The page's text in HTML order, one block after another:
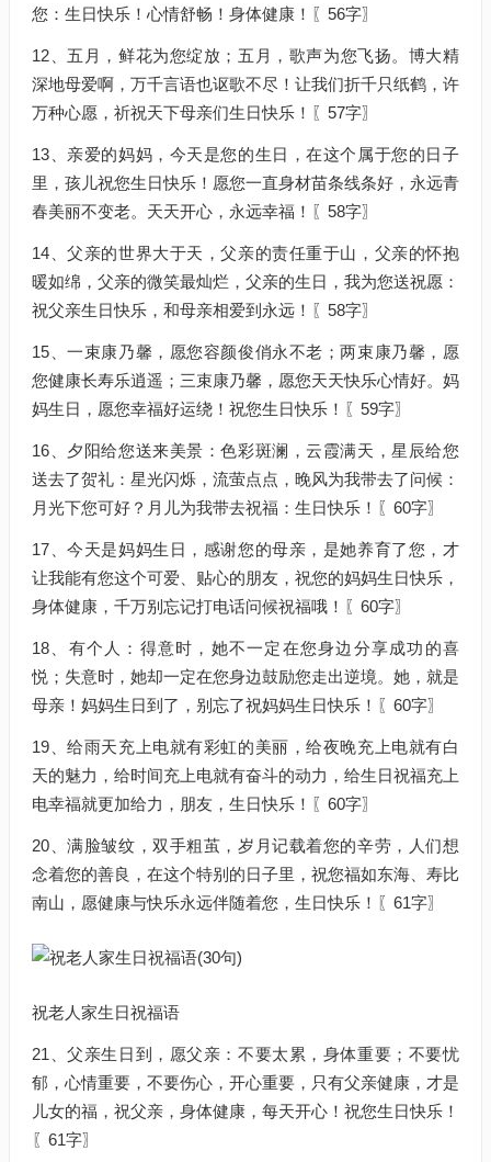
您：生日快乐！心情舒畅！身体健康！〖56字〗
12、五月，鲜花为您绽放；五月，歌声为您飞扬。博大精
深地母爱啊，万千言语也讴歌不尽！让我们折千只纸鹤，许
万种心愿，祈祝天下母亲们生日快乐！〖57字〗
13、亲爱的妈妈，今天是您的生日，在这个属于您的日子
里，孩儿祝您生日快乐！愿您一直身材苗条线条好，永远青
春美丽不变老。天天开心，永远幸福！〖58字〗
14、父亲的世界大于天，父亲的责任重于山，父亲的怀抱
暖如绵，父亲的微笑最灿烂，父亲的生日，我为您送祝愿：
祝父亲生日快乐，和母亲相爱到永远！〖58字〗
15、一束康乃馨，愿您容颜俊俏永不老；两束康乃馨，愿
您健康长寿乐逍遥；三束康乃馨，愿您天天快乐心情好。妈
妈生日，愿您幸福好运绕！祝您生日快乐！〖59字〗
16、夕阳给您送来美景：色彩斑澜，云霞满天，星辰给您
送去了贺礼：星光闪烁，流萤点点，晚风为我带去了问候：
月光下您可好？月儿为我带去祝福：生日快乐！〖60字〗
17、今天是妈妈生日，感谢您的母亲，是她养育了您，才
让我能有您这个可爱、贴心的朋友，祝您的妈妈生日快乐，
身体健康，千万别忘记打电话问候祝福哦！〖60字〗
18、有个人：得意时，她不一定在您身边分享成功的喜
悦；失意时，她却一定在您身边鼓励您走出逆境。她，就是
母亲！妈妈生日到了，别忘了祝妈妈生日快乐！〖60字〗
19、给雨天充上电就有彩虹的美丽，给夜晚充上电就有白
天的魅力，给时间充上电就有奋斗的动力，给生日祝福充上
电幸福就更加给力，朋友，生日快乐！〖60字〗
20、满脸皱纹，双手粗茧，岁月记载着您的辛劳，人们想
念着您的善良，在这个特别的日子里，祝您福如东海、寿比
南山，愿健康与快乐永远伴随着您，生日快乐！〖61字〗
祝老人家生日祝福语
21、父亲生日到，愿父亲：不要太累，身体重要；不要忧
郁，心情重要，不要伤心，开心重要，只有父亲健康，才是
儿女的福，祝父亲，身体健康，每天开心！祝您生日快乐！
〖61字〗